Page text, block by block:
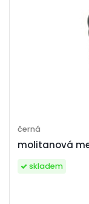
molitanová
černá
skladem